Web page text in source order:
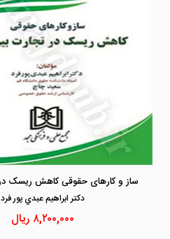
دكتر ابراهيم عبدي پور فرد
۸,۲۰۰,۰۰۰ ریال